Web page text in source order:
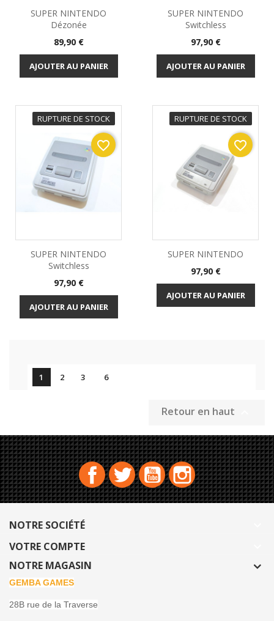
SUPER NINTENDO
Dézonée
Prix
89,90 €
AJOUTER AU PANIER
SUPER NINTENDO
Switchless
Prix
97,90 €
AJOUTER AU PANIER
RUPTURE DE STOCK
SUPER NINTENDO
Switchless
Prix
97,90 €
AJOUTER AU PANIER
favorite_border
RUPTURE DE STOCK
SUPER NINTENDO
Prix
97,90 €
AJOUTER AU PANIER
favorite_border
1 2 3 6
Retour en haut
FacebookTwitterYouTubeInstagram
NOTRE SOCIÉTÉ
VOTRE COMPTE
NOTRE MAGASIN
GEMBA GAMES
28B rue de la Traverse